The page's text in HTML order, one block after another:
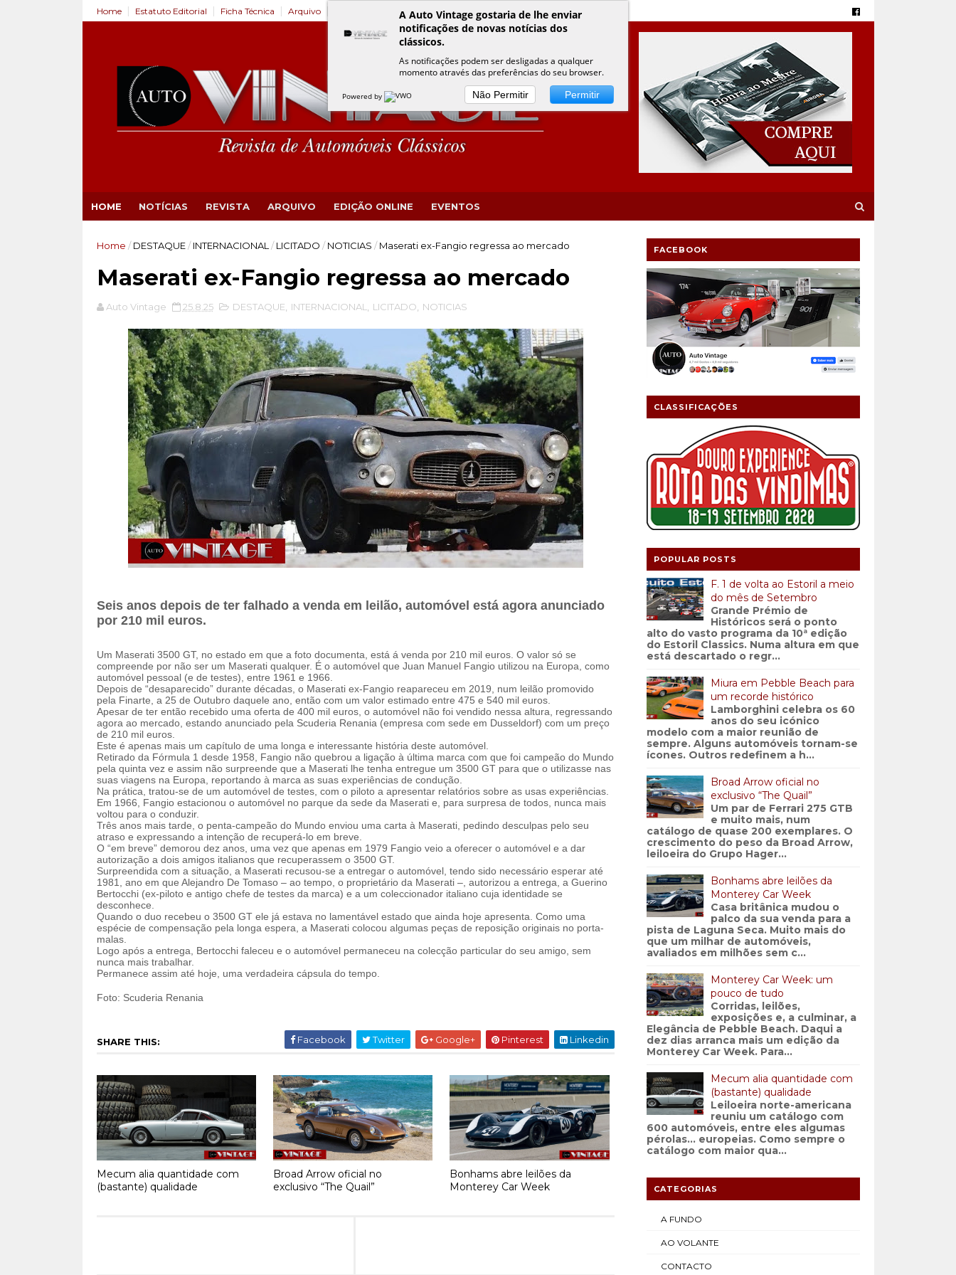
Home Estatuto Editorial Ficha Técnica Arquivo Eventos VINTAGE Política de Privacidade
HOME NOTÍCIAS REVISTA ARQUIVO EDIÇÃO ONLINE EVENTOS
Home / DESTAQUE / INTERNACIONAL / LICITADO / NOTICIAS / Maserati ex-Fangio regressa ao mercado
Maserati ex-Fangio regressa ao mercado
Auto Vintage 25.8.25 DESTAQUE INTERNACIONAL LICITADO NOTICIAS
Seis anos depois de ter falhado a venda em leilão, automóvel está agora anunciado
por 210 mil euros.
Um Maserati 3500 GT, no estado em que a foto documenta, está á venda por 210 mil euros. O valor só se
compreende por não ser um Maserati qualquer. É o automóvel que Juan Manuel Fangio utilizou na Europa, como
automóvel pessoal (e de testes), entre 1961 e 1966.
Depois de “desaparecido” durante décadas, o Maserati ex-Fangio reapareceu em 2019, num leilão promovido
pela Finarte, a 25 de Outubro daquele ano, então com um valor estimado entre 475 e 540 mil euros.
Apesar de ter então recebido uma oferta de 400 mil euros, o automóvel não foi vendido nessa altura, regressando
agora ao mercado, estando anunciado pela Scuderia Renania (empresa com sede em Dusseldorf) com um preço
de 210 mil euros.
Este é apenas mais um capítulo de uma longa e interessante história deste automóvel.
Retirado da Fórmula 1 desde 1958, Fangio não quebrou a ligação à última marca com que foi campeão do Mundo
pela quinta vez e assim não surpreende que a Maserati lhe tenha entregue um 3500 GT para que o utilizasse nas
suas viagens na Europa, reportando à marca as suas experiências de condução.
Na prática, tratou-se de um automóvel de testes, com o piloto a apresentar relatórios sobre as usas experiências.
Em 1966, Fangio estacionou o automóvel no parque da sede da Maserati e, para surpresa de todos, nunca mais
voltou para o conduzir.
Três anos mais tarde, o penta-campeão do Mundo enviou uma carta à Maserati, pedindo desculpas pelo seu
atraso e expressando a intenção de recuperá-lo em breve.
O “em breve” demorou dez anos, uma vez que apenas em 1979 Fangio veio a oferecer o automóvel e a dar
autorização a dois amigos italianos que recuperassem o 3500 GT.
Surpreendida com a situação, a Maserati recusou-se a entregar o automóvel, tendo sido necessário esperar até
1981, ano em que Alejandro De Tomaso – ao tempo, o proprietário da Maserati –, autorizou a entrega, a Guerino
Bertocchi (ex-piloto e antigo chefe de testes da marca) e a um coleccionador italiano cuja identidade se
desconhece.
Quando o duo recebeu o 3500 GT ele já estava no lamentável estado que ainda hoje apresenta. Como uma
espécie de compensação pela longa espera, a Maserati colocou algumas peças de reposição originais no porta-
malas.
Logo após a entrega, Bertocchi faleceu e o automóvel permaneceu na colecção particular do seu amigo, sem
nunca mais trabalhar.
Permanece assim até hoje, uma verdadeira cápsula do tempo.
Foto: Scuderia Renania
SHARE THIS: Facebook Twitter Google+ Pinterest Linkedin
Mecum alia quantidade com
(bastante) qualidade
Broad Arrow oficial no
exclusivo “The Quail”
Bonhams abre leilões da
Monterey Car Week
FACEBOOK
CLASSIFICAÇÕES
POPULAR POSTS
F. 1 de volta ao Estoril a meio
do mês de Setembro
Grande Prémio de
Históricos será o ponto
alto do vasto programa da 10ª edição
do Estoril Classics. Numa altura em que
está descartado o regr...
Miura em Pebble Beach para
um recorde histórico
Lamborghini celebra os 60
anos do seu icónico
modelo com a maior reunião de
sempre. Alguns automóveis tornam-se
ícones. Outros redefinem a h...
Broad Arrow oficial no
exclusivo “The Quail”
Um par de Ferrari 275 GTB
e muito mais, num
catálogo de quase 200 exemplares. O
crescimento do peso da Broad Arrow,
leiloeira do Grupo Hager...
Bonhams abre leilões da
Monterey Car Week
Casa britânica mudou o
palco da sua venda para a
pista de Laguna Seca. Muito mais do
que um milhar de automóveis,
avaliados em milhões sem c...
Monterey Car Week: um
pouco de tudo
Corridas, leilões,
exposições e, a culminar, a
Elegância de Pebble Beach. Daqui a
dez dias arranca mais um edição da
Monterey Car Week. Para...
Mecum alia quantidade com
(bastante) qualidade
Leiloeira norte-americana
reuniu um catálogo com
600 automóveis, entre eles algumas
pérolas… europeias. Como sempre o
catálogo com maior qua...
CATEGORIAS
A FUNDO
AO VOLANTE
CONTACTO
A Auto Vintage gostaria de lhe enviar
notificações de novas notícias dos
clássicos.
As notificações podem ser desligadas a qualquer
momento através das preferências do seu browser.
Powered by Não Permitir Permitir